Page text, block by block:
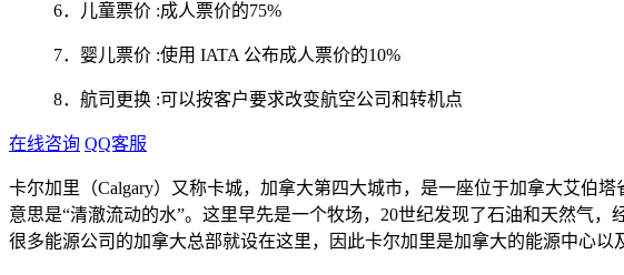
6．儿童票价 :成人票价的75%
7．婴儿票价 :使用 IATA 公布成人票价的10%
8．航司更换 :可以按客户要求改变航空公司和转机点
在线咨询 QQ客服
卡尔加里（Calgary）又称卡城，加拿大第四大城市，是一座位于加拿大艾伯
意思是“清澈流动的水”。这里早先是一个牧场，20世纪发现了石油和天然气
很多能源公司的加拿大总部就设在这里，因此卡尔加里是加拿大的能源中心以